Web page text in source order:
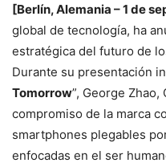
[Berlín, Alemania – 1 de
global de tecnología, ha
estratégica del futuro de
Durante su presentación
Tomorrow”, George Zhao,
compromiso de la marca
smartphones plegables
enfocadas en el ser